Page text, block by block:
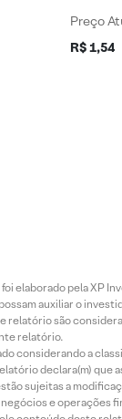
Preço
R$ 1,54
elaborado pela XP
auxiliar o
são
relatório.
considerando a
declara(m)
sujeitas a
e operações